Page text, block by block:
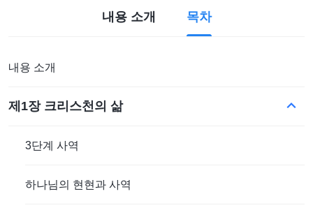
내용 소개 목차
내용 소개
제1장 크리스천의 삶
3단계 사역
하나님의 현현과 사역